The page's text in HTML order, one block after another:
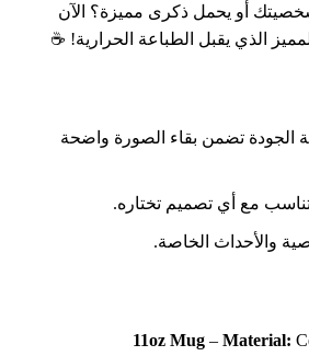
أو يحمل ذكرى مميزة؟ الآن
الذي يقبل الطباعة الحرارية! ☕
الجودة تضمن بقاء الصورة واضحة
مع أي تصميم تختاره.
والأحداث الخاصة.
11oz Mug – Material: